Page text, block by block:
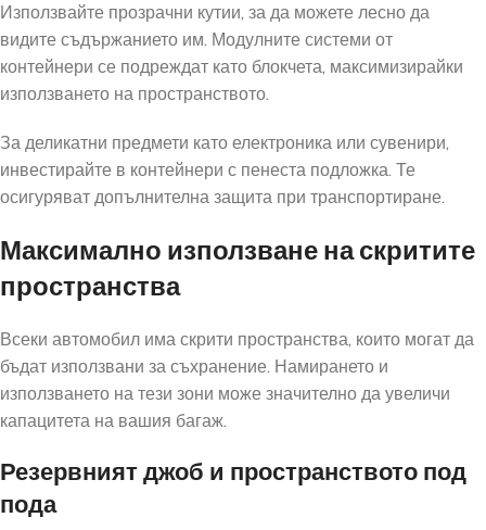
Използвайте прозрачни кутии, за да можете лесно да
видите съдържанието им. Модулните системи от
контейнери се подреждат като блокчета, максимизирайки
използването на пространството.
За деликатни предмети като електроника или сувенири,
инвестирайте в контейнери с пенеста подложка. Те
осигуряват допълнителна защита при транспортиране.
Максимално използване на скритите
пространства
Всеки автомобил има скрити пространства, които могат да
бъдат използвани за съхранение. Намирането и
използването на тези зони може значително да увеличи
капацитета на вашия багаж.
Резервният джоб и пространството под
пода